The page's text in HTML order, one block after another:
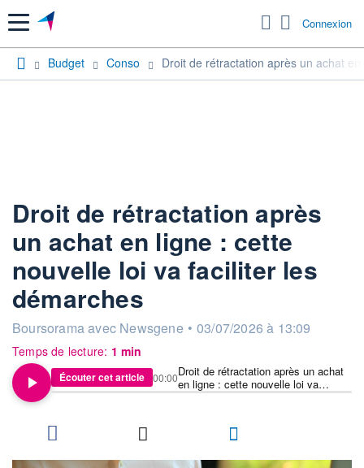
Menu Connexion
Budget Conso Droit de rétractation après un achat
Droit de rétractation après
un achat en ligne : cette
nouvelle loi va faciliter les
démarches
information fournie par
Boursorama avec Newsgene • 03/07/2026 à 13:09
Temps de lecture: 1 min
Écouter cet article
Droit de rétractation après un achat
en ligne : cette nouvelle loi va
faciliter les démarches
00:00